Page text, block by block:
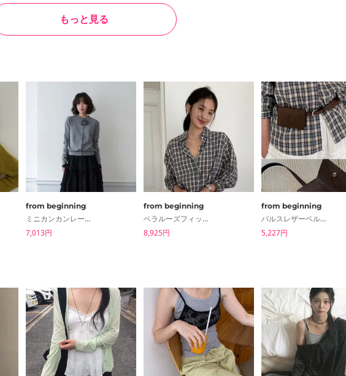
もっと見る
from beginning
ミニカンカンレースバンディングスカート
7,013円
from beginning
ベラルーズフィットチェックシャツ
8,925円
from beginning
パルスレザーベルトバッグ
5,227円